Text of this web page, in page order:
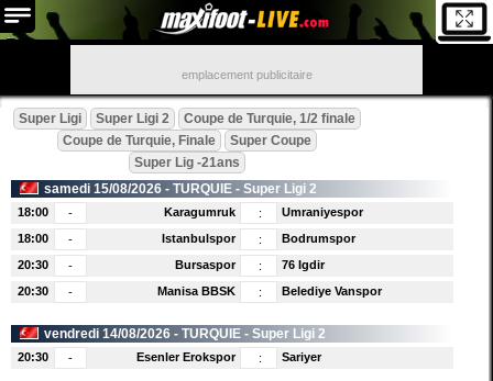
emplacement publicitaire
Super Ligi Super Ligi 2
Coupe de Turquie, 1/2 finale
Coupe de Turquie, Finale
Super Coupe
Super Lig -21ans
samedi 15/08/2026 - TURQUIE - Super Ligi 2
18:00 - Karagumruk :
Umraniyespor
18:00
- Istanbulspor :
Bodrumspor
20:30
- Bursaspor :
76 Igdir
20:30
- Manisa BBSK : Belediye Vanspor
vendredi 14/08/2026 - TURQUIE - Super Ligi 2
20:30 - Esenler Erokspor : Sariyer